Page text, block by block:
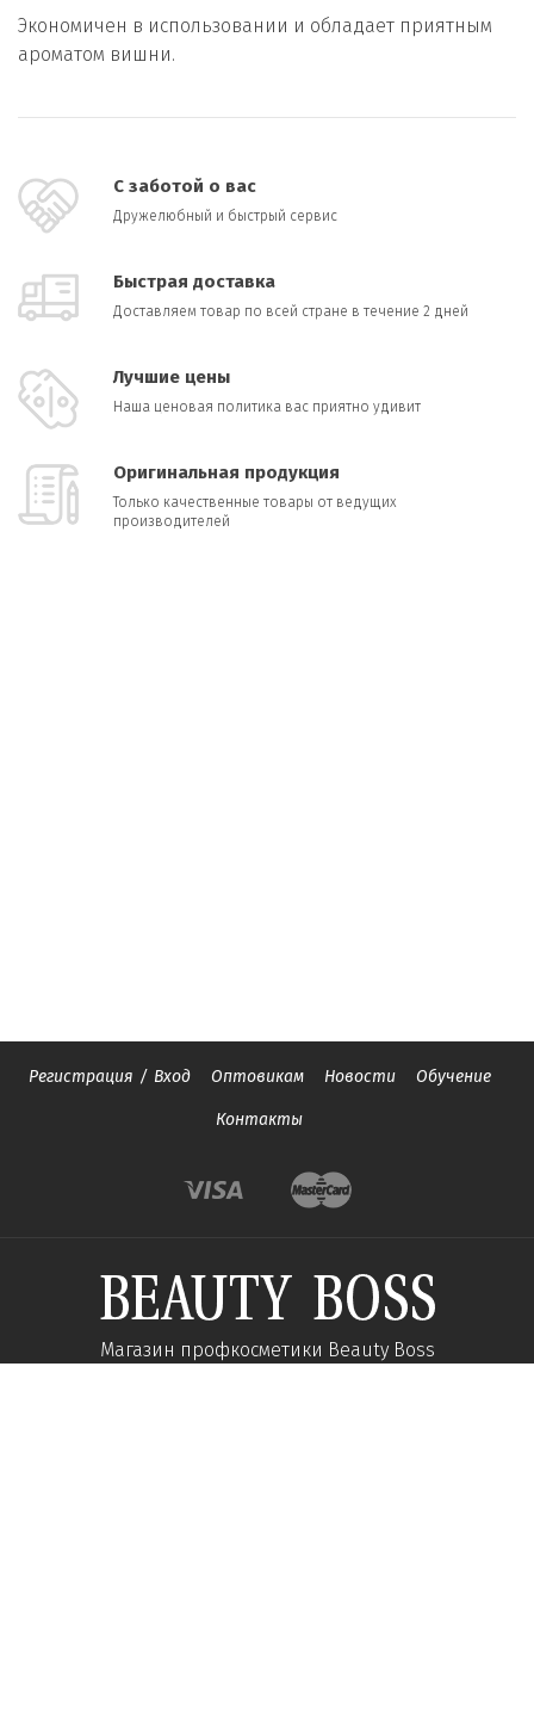
Экономичен в использовании и обладает приятным
ароматом вишни.
С заботой о вас
Дружелюбный и быстрый сервис
Быстрая доставка
Доставляем товар по всей стране в течение 2 дней
Лучшие цены
Наша ценовая политика вас приятно удивит
Оригинальная продукция
Только качественные товары от ведущих
производителей
Регистрация / Вход Оптовикам Новости Обучение
Контакты
Магазин профкосметики Beauty Boss